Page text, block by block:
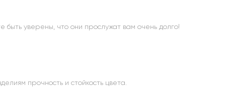
быть уверены, что они прослужат вам очень долго!
прочность и стойкость цвета.